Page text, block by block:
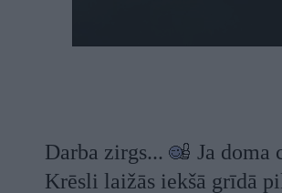
Darba zirgs...
Ja doma
Krēsli laižās iekšā grīdā